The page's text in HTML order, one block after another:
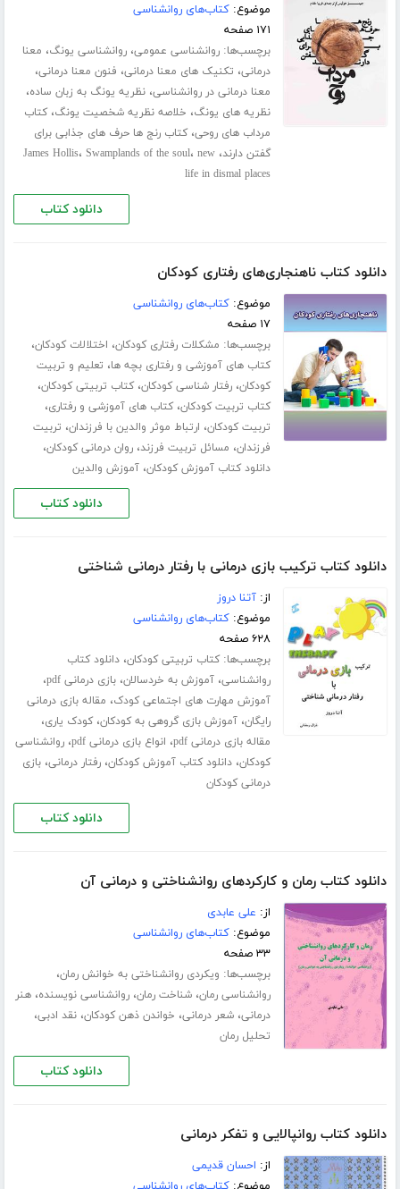
موضوع:کتاب‌های روانشناسی
۱۷۱ صفحه
برچسب‌ها:روانشناسی عمومی،روانشناسی یونگ، معنا
درمانی، تکنیک های معنا درمانی، فنون معنا درمانی،
معنا درمانی در روانشناسی،نظریه یونگ به زبان ساده،
نظریه های یونگ، خلاصه نظریه شخصیت یونگ،کتاب
مرداب هاى روحى،کتاب رنج ها حرف های جذابی برای
گفتن دارند، James Hollis، Swamplands of the soul، new
life in dismal places
دانلود کتاب
دانلود کتاب ناهنجاری‌های رفتاری کودکان
موضوع:کتاب‌های روانشناسی
۱۷ صفحه
برچسب‌ها: مشکلات رفتاری کودکان، اختلالات کودکان،
کتاب های آموزشی و رفتاری بچه ها، تعلیم و تربیت
کودکان،رفتار شناسی کودکان،کتاب تربیتی کودکان،
کتاب تربیت کودکان،کتاب های آموزشی و رفتاری،
تربیت کودکان، ارتباط موثر والدین با فرزندان، تربیت
فرزندان، مسائل تربیت فرزند،روان درمانی کودکان،
دانلود کتاب آموزش کودکان،آموزش والدین
دانلود کتاب
دانلود کتاب ترکیب بازی درمانی با رفتار درمانی شناختی
از:آتنا دروز
موضوع:کتاب‌های روانشناسی
۶۲۸ صفحه
برچسب‌ها:کتاب تربیتی کودکان،دانلود کتاب
روانشناسی،آموزش به خردسالان،بازی درمانی pdf ،
آموزش مهارت های اجتماعی کودک، مقاله بازی درمانی
رایگان،آموزش بازی گروهی به کودکان،کودک یاری،
مقاله بازی درمانی pdf ، انواع بازی درمانی pdf ،روانشناسی
کودکان،دانلود کتاب آموزش کودکان،رفتار درمانی،بازی
درمانی کودکان
دانلود کتاب
دانلود کتاب رمان و کارکردهای روانشناختی و درمانی آن
از: علی عابدی
موضوع:کتاب‌های روانشناسی
۳۳ صفحه
برچسب‌ها: ویکردی روانشناختی به خوانش رمان،
روانشناسی رمان،شناخت رمان،روانشناسی نویسنده،هنر
درمانی،شعر درمانی، خواندن ذهن کودکان،نقد ادبی،
تحلیل رمان
دانلود کتاب
دانلود کتاب روانپالایی و تفکر درمانی
از: احسان قدیمی